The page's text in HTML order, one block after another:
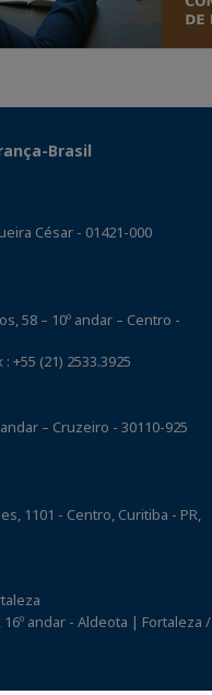
Brasil
César - 01421-000
58 – 10º andar – Centro -
+55 (21) 2533.3925
– Cruzeiro - 30110-925
1101 - Centro, Curitiba - PR,
16º andar - Aldeota | Fortaleza /